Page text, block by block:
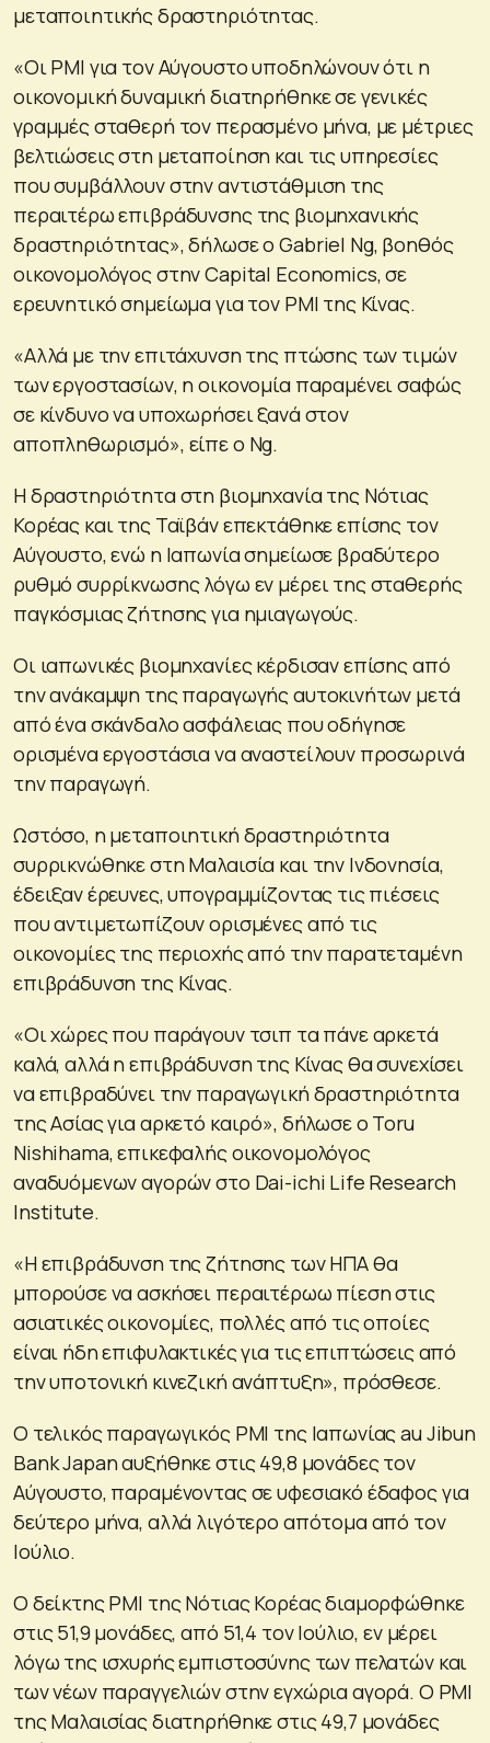
μεταποιητικής δραστηριότητας.
«Οι PMI για τον Αύγουστο υποδηλώνουν ότι η
οικονομική δυναμική διατηρήθηκε σε γενικές
γραμμές σταθερή τον περασμένο μήνα, με μέτριες
βελτιώσεις στη μεταποίηση και τις υπηρεσίες
που συμβάλλουν στην αντιστάθμιση της
περαιτέρω επιβράδυνσης της βιομηχανικής
δραστηριότητας», δήλωσε ο Gabriel Ng, βοηθός
οικονομολόγος στην Capital Economics, σε
ερευνητικό σημείωμα για τον PMI της Κίνας.
«Αλλά με την επιτάχυνση της πτώσης των τιμών
των εργοστασίων, η οικονομία παραμένει σαφώς
σε κίνδυνο να υποχωρήσει ξανά στον
αποπληθωρισμό», είπε ο Ng.
Η δραστηριότητα στη βιομηχανία της Νότιας
Κορέας και της Ταϊβάν επεκτάθηκε επίσης τον
Αύγουστο, ενώ η Ιαπωνία σημείωσε βραδύτερο
ρυθμό συρρίκνωσης λόγω εν μέρει της σταθερής
παγκόσμιας ζήτησης για ημιαγωγούς.
Οι ιαπωνικές βιομηχανίες κέρδισαν επίσης από
την ανάκαμψη της παραγωγής αυτοκινήτων μετά
από ένα σκάνδαλο ασφάλειας που οδήγησε
ορισμένα εργοστάσια να αναστείλουν προσωρινά
την παραγωγή.
Ωστόσο, η μεταποιητική δραστηριότητα
συρρικνώθηκε στη Μαλαισία και την Ινδονησία,
έδειξαν έρευνες, υπογραμμίζοντας τις πιέσεις
που αντιμετωπίζουν ορισμένες από τις
οικονομίες της περιοχής από την παρατεταμένη
επιβράδυνση της Κίνας.
«Οι χώρες που παράγουν τσιπ τα πάνε αρκετά
καλά, αλλά η επιβράδυνση της Κίνας θα συνεχίσει
να επιβραδύνει την παραγωγική δραστηριότητα
της Ασίας για αρκετό καιρό», δήλωσε ο Toru
Nishihama, επικεφαλής οικονομολόγος
αναδυόμενων αγορών στο Dai-ichi Life Research
Institute.
«Η επιβράδυνση της ζήτησης των ΗΠΑ θα
μπορούσε να ασκήσει περαιτέρωω πίεση στις
ασιατικές οικονομίες, πολλές από τις οποίες
είναι ήδη επιφυλακτικές για τις επιπτώσεις από
την υποτονική κινεζική ανάπτυξη», πρόσθεσε.
Ο τελικός παραγωγικός PMI της Ιαπωνίας au Jibun
Bank Japan αυξήθηκε στις 49,8 μονάδες τον
Αύγουστο, παραμένοντας σε υφεσιακό έδαφος για
δεύτερο μήνα, αλλά λιγότερο απότομα από τον
Ιούλιο.
Ο δείκτης PMI της Νότιας Κορέας διαμορφώθηκε
στις 51,9 μονάδες, από 51,4 τον Ιούλιο, εν μέρει
λόγω της ισχυρής εμπιστοσύνης των πελατών και
των νέων παραγγελιών στην εγχώρια αγορά. Ο PMI
της Μαλαισίας διατηρήθηκε στις 49,7 μονάδες